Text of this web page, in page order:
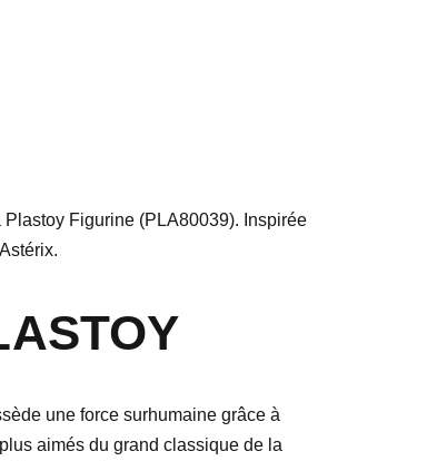
Figurine (PLA80039). Inspirée
une force surhumaine grâce à
aimés du grand classique de la